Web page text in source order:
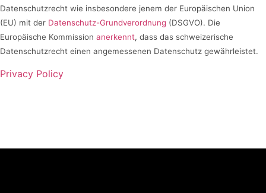
Datenschutzrecht wie insbesondere jenem der Europäischen Union
(EU) mit der Datenschutz-Grundverordnung (DSGVO). Die
Europäische Kommission anerkennt, dass das schweizerische
Datenschutzrecht einen angemessenen Datenschutz gewährleistet.
Privacy Policy